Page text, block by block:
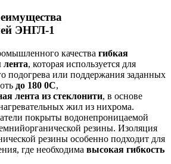
ЭНГЛ-1
качества гибкая
лента, которая используется для
подогрева или поддержания заданных
до 180 0С,
лента из стеклонити, в основе
жил из нихрома.
покрыты водонепроницаемой
резины. Изоляция
резины особенно подходит для
где необходима высокая гибкость